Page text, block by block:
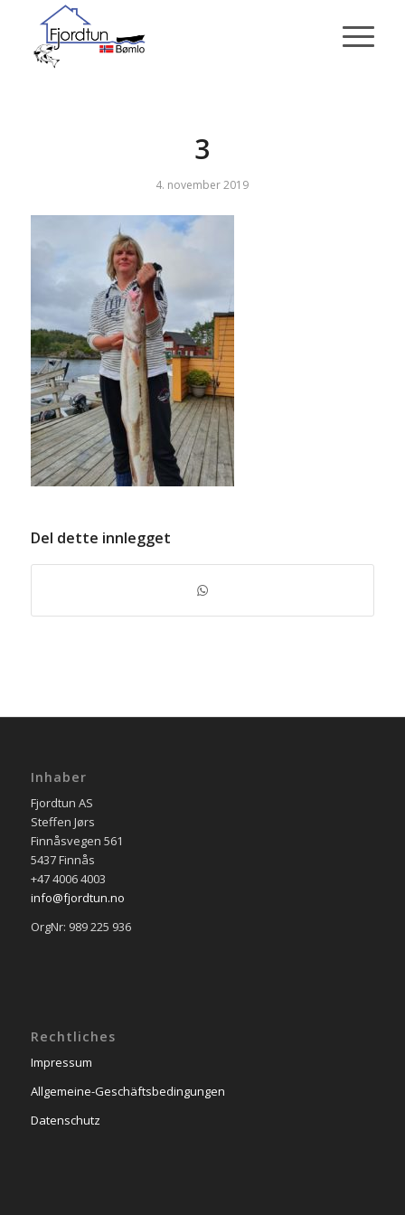
3
4. november 2019
Del dette innlegget
Inhaber
Fjordtun AS
Steffen Jørs
Finnåsvegen 561
5437 Finnås
+47 4006 4003
info@fjordtun.no
OrgNr: 989 225 936
Rechtliches
Impressum
Allgemeine-Geschäftsbedingungen
Datenschutz